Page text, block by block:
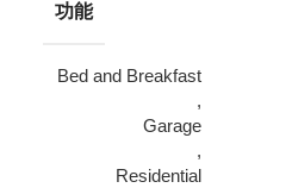
功能
Bed and Breakfast
,
Garage
,
Residential